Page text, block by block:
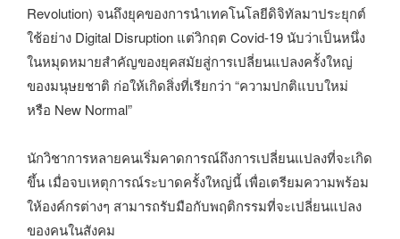
Revolution) จนถึงยุคของการนำเทคโนโลยีดิจิทัลมาประยุกต์
ใช้อย่าง Digital Disruption แต่วิกฤต Covid-19 นับว่าเป็นหนึ่ง
ในหมุดหมายสำคัญของยุคสมัยสู่การเปลี่ยนแปลงครั้งใหญ่
ของมนุษยชาติ ก่อให้เกิดสิ่งที่เรียกว่า “ความปกติแบบใหม่
หรือ New Normal”
นักวิชาการหลายคนเริ่มคาดการณ์ถึงการเปลี่ยนแปลงที่จะเกิด
ขึ้น เมื่อจบเหตุการณ์ระบาดครั้งใหญ่นี้ เพื่อเตรียมความพร้อม
ให้องค์กรต่างๆ สามารถรับมือกับพฤติกรรมที่จะเปลี่ยนแปลง
ของคนในสังคม